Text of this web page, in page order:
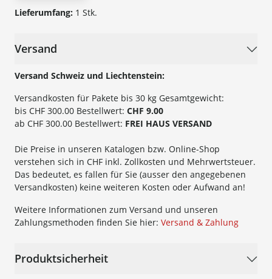
Lieferumfang: 1 Stk.
Versand
Versand Schweiz und Liechtenstein:
Versandkosten für Pakete bis 30 kg Gesamtgewicht:
bis CHF 300.00 Bestellwert: CHF 9.00
ab CHF 300.00 Bestellwert: FREI HAUS VERSAND
Die Preise in unseren Katalogen bzw. Online-Shop
verstehen sich in CHF inkl. Zollkosten und Mehrwertsteuer.
Das bedeutet, es fallen für Sie (ausser den angegebenen
Versandkosten) keine weiteren Kosten oder Aufwand an!
Weitere Informationen zum Versand und unseren
Zahlungsmethoden finden Sie hier: Versand & Zahlung
Produktsicherheit